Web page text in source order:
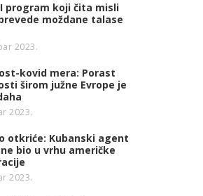
program koji čita misli
moždane talase
2023.
kovid mera: Porast
širom južne Evrope je
2023.
otkriće: Kubanski agent
bio u vrhu američke
2023.